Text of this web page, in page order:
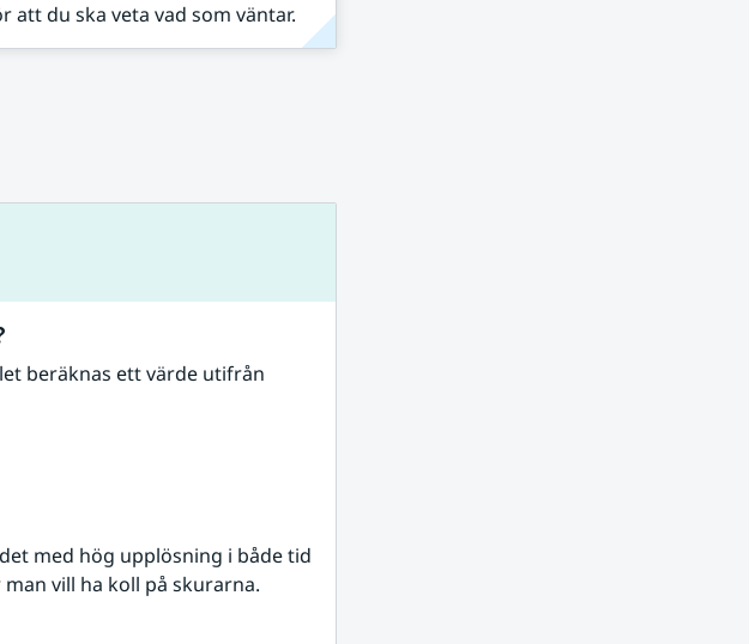
att du ska veta vad som väntar.
beräknas ett värde utifrån
med hög upplösning i både tid
vill ha koll på skurarna.